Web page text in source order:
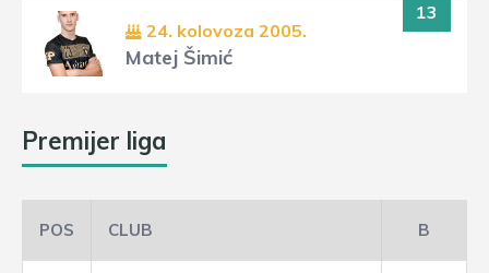
13
24. kolovoza 2005.
Matej Šimić
Premijer liga
POS CLUB B